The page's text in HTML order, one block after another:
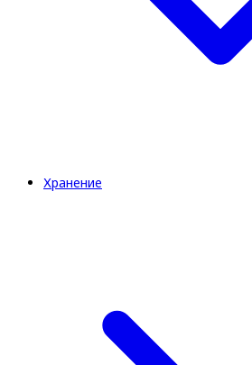
Хранение